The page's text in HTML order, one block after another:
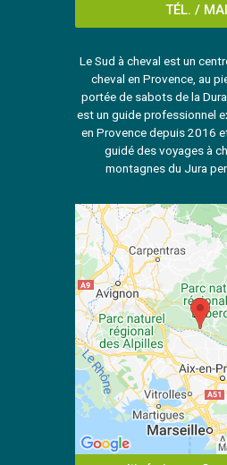
TÉL. /
Le Sud à cheval est un
cheval en Provence, au
portée de sabots de la
est un guide professionnel
en Provence depuis 2016
guidé des voyages à
montagnes du Jura